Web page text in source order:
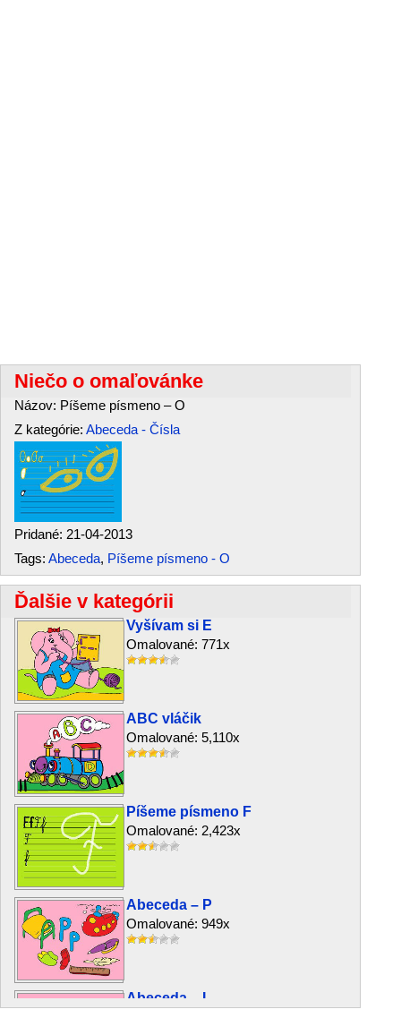
Niečo o omaľovánke
Názov: Píšeme písmeno – O
Z kategórie: Abeceda - Čísla
Pridané: 21-04-2013
Tags: Abeceda, Píšeme písmeno - O
Ďalšie v kategórii
Vyšívam si E
Omalované: 771x
ABC vláčik
Omalované: 5,110x
Píšeme písmeno F
Omalované: 2,423x
Abeceda – P
Omalované: 949x
Abeceda – L